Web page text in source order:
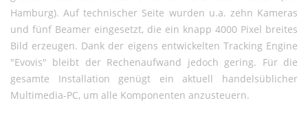
Hamburg). Auf technischer Seite wurden u.a. zehn Kameras
und fünf Beamer eingesetzt, die ein knapp 4000 Pixel breites
Bild erzeugen. Dank der eigens entwickelten Tracking Engine
"Evovis" bleibt der Rechenaufwand jedoch gering. Für die
gesamte Installation genügt ein aktuell handelsüblicher
Multimedia-PC, um alle Komponenten anzusteuern.